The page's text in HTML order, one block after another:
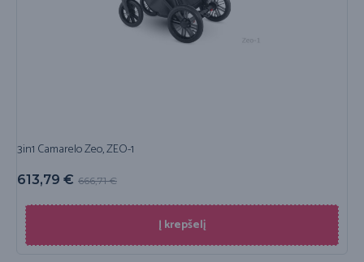
3in1 Camarelo Zeo, ZEO-1
666,71€
613,79 €
Į krepšelį